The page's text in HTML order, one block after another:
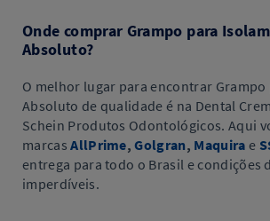
Onde comprar Grampo para
Absoluto?
O melhor lugar para encontrar
Absoluto de qualidade é na Dental
Schein Produtos Odontológicos. Aqui
marcasAllPrime,Golgran, Maquira e
entrega para todo o Brasil e condições
imperdíveis.